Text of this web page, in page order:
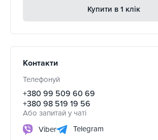
Купити в 1 клік
Контакти
Телефонуй
+380 99 509 60 69
+380 98 519 19 56
Або запитай у чаті
Viber
Telegram